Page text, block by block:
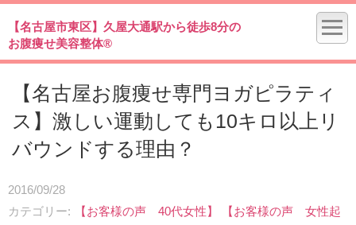
【名古屋市東区】久屋大通駅から徒歩8分の
お腹痩せ美容整体®
【名古屋お腹痩せ専門ヨガピラティ
ス】激しい運動しても10キロ以上リ
バウンドする理由？
2016/09/28
カテゴリー
【お客様の声 40代女性】
【お客様の声 女性起